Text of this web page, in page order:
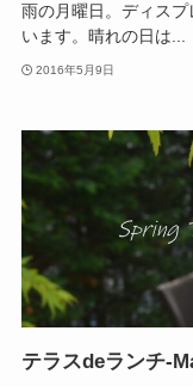
雨の月曜日。ディス
います。晴れの日は...
2016年5月9日
テラスdeランチ-